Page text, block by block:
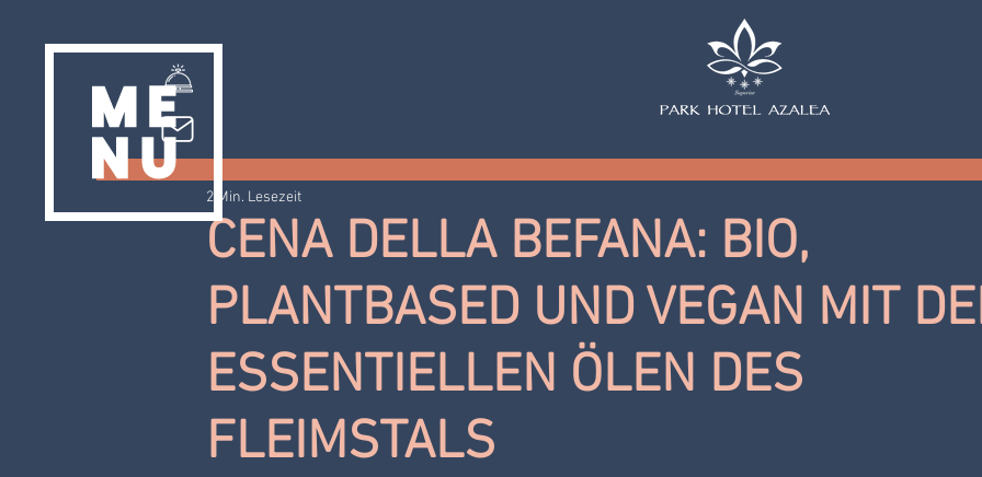
CENA DELLA BEFANA: BIO,
PLANTBASED UND VEGAN MIT
ESSENTIELLEN ÖLEN DES
FLEIMSTALS
2 Min. Lesezeit